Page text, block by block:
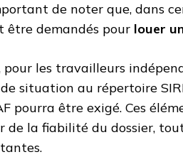
de noter que, dans
être demandés pour louer
pour les travailleurs
situation au répertoire
pourra être exigé. Ces
de la fiabilité du dossier,